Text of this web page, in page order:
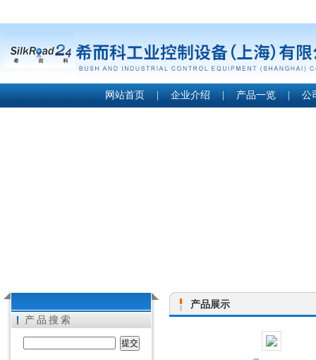
网站首页 | 企业介绍 | 产品一览 | 公
产品搜索
产品展示